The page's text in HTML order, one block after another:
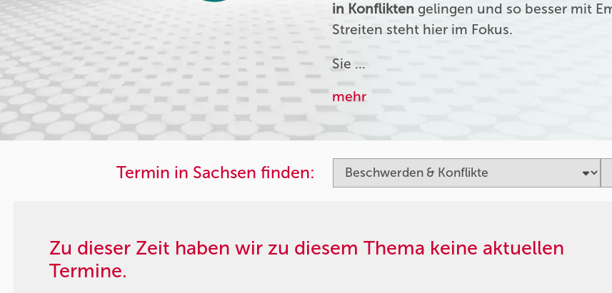
in Konflikten gelingen und so besser mit
Streiten steht hier im Fokus.
Sie …
mehr
Termin in Sachsen finden:
Zu dieser Zeit haben wir zu diesem Thema keine aktuellen
Termine.